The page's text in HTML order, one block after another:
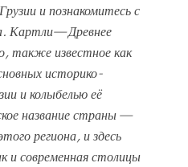
и познакомитесь с
Картли— Древнее
также известное как
историко-
иколыбелью её
название страны —
региона, и здесь
и современная столицы